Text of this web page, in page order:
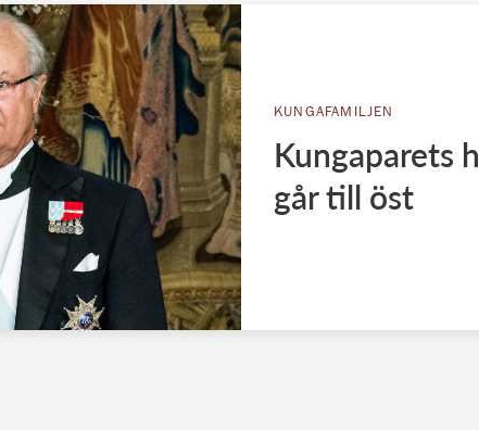
KUNGAFAMILJEN
Kungaparets
går till öst